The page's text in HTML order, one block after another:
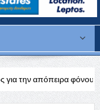
φόνου σε μοναστήρι